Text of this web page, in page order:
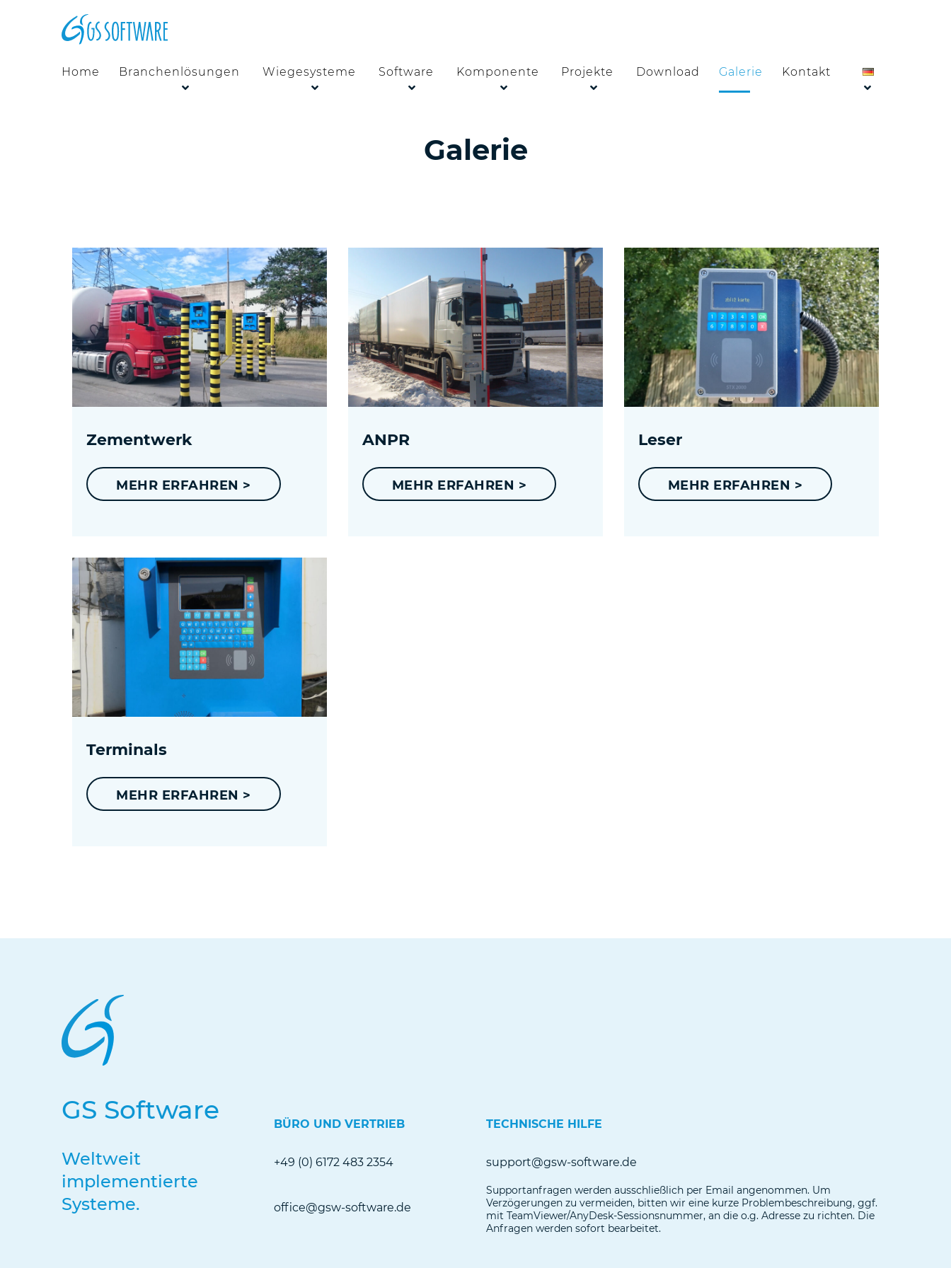
Home Branchenlösungen Wiegesysteme Software Komponente Projekte Download Galerie Kontakt
Galerie
Zementwerk
MEHR ERFAHREN >
ANPR
MEHR ERFAHREN >
Leser
MEHR ERFAHREN >
Terminals
MEHR ERFAHREN >
GS Software
Weltweit
implementierte
Systeme.
BÜRO UND VERTRIEB
+49 (0) 6172 483 2354
office@gsw-software.de
TECHNISCHE HILFE
support@gsw-software.de
Supportanfragen werden ausschließlich per Email angenommen. Um
Verzögerungen zu vermeiden, bitten wir eine kurze Problembeschreibung, ggf.
mit TeamViewer/AnyDesk-Sessionsnummer, an die o.g. Adresse zu richten. Die
Anfragen werden sofort bearbeitet.